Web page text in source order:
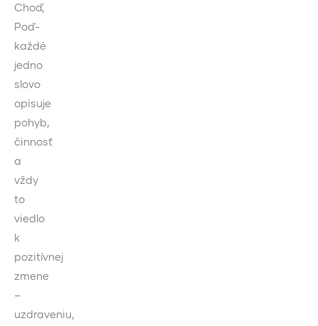
Choď,
Poď-
každé
jedno
slovo
opisuje
pohyb,
činnosť
a
vždy
to
viedlo
k
pozitívnej
zmene
–
uzdraveniu,